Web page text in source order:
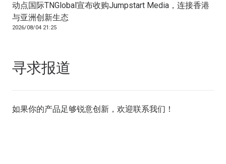
动点国际TNGlobal宣布收购Jumpstart Media，连接香港
与亚洲创新生态
2026/08/04 21:25
寻求报道
如果你的产品足够锐意创新，欢迎联系我们 ！